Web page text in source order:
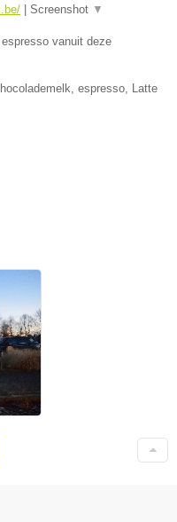
| Screenshot ▼
vanuit deze
espresso, Latte